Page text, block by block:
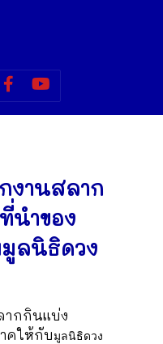
งานสลาก
นำของ
ลนิธิดวง
กกินแบ่ง
คให้กับมูลนิธิดวง